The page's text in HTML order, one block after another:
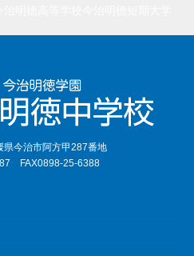
今治市阿方甲287番地
FAX0898-25-6388